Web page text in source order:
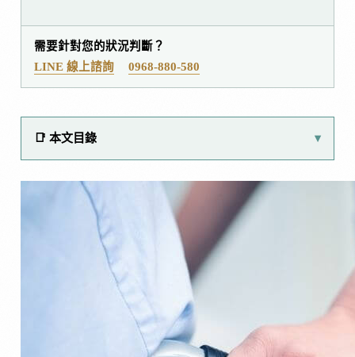
需要針對您的狀況判斷？
LINE 線上諮詢
0968-880-580
📑 本文目錄